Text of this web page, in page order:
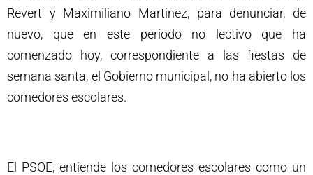
Revert y Maximiliano Martinez, para denunciar, de
nuevo, que en este periodo no lectivo que ha
comenzado hoy, correspondiente a las fiestas de
semana santa, el Gobierno municipal, no ha abierto los
comedores escolares.
El PSOE, entiende los comedores escolares como un